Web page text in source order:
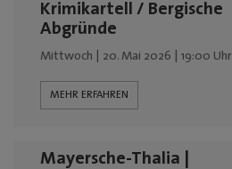
Krimikartell / Bergische
Abgründe
Mittwoch | 20. Mai 2026 | 19:00 Uhr
MEHR ERFAHREN
Mayersche-Thalia |